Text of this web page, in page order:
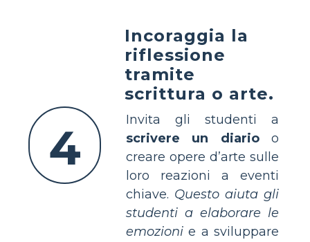
4
Incoraggia la
riflessione
tramite
scrittura o arte.
Invita gli studenti a
scrivere un diarioo
creare opere d’arte sulle
loro reazioni a eventi
chiave. Questo aiuta gli
studenti a elaborare le
emozioni e a sviluppare